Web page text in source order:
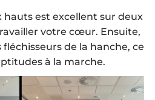
hauts est excellent sur deux
votre cœur. Ensuite,
de la hanche, ce
à la marche.